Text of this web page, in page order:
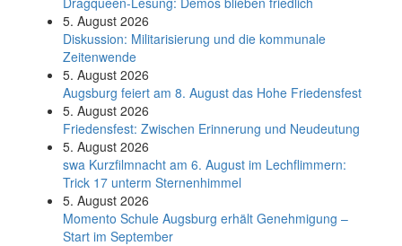
5. August 2026
Diskussion: Mi­li­ta­ri­sie­rung und die kommunale
Zeitenwende
5. August 2026
Augsburg feiert am 8. August das Hohe Friedensfest
5. August 2026
Friedensfest: Zwischen Erinnerung und Neudeutung
5. August 2026
swa Kurz­film­nacht am 6. August im Lech­flim­mern:
Trick 17 unterm Sternen­himmel
5. August 2026
Momento Schule Augsburg erhält Genehmigung –
Start im September